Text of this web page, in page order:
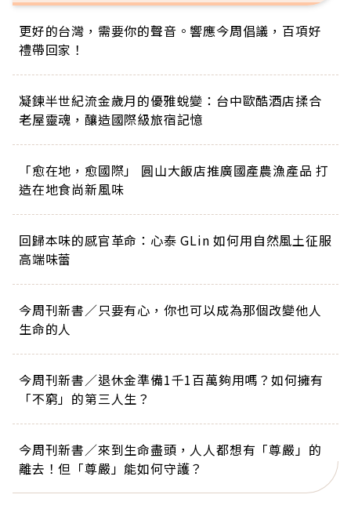
更好的台灣，需要你的聲音。響應今周倡議，百項好
禮帶回家！
凝鍊半世紀流金歲月的優雅蛻變：台中歐酷酒店揉合
老屋靈魂，釀造國際級旅宿記憶
「愈在地，愈國際」 圓山大飯店推廣國產農漁產品 打
造在地食尚新風味
回歸本味的感官革命：心泰 GLin 如何用自然風土征服
高端味蕾
今周刊新書／只要有心，你也可以成為那個改變他人
生命的人
今周刊新書／退休金準備1千1百萬夠用嗎？如何擁有
「不窮」的第三人生？
今周刊新書／來到生命盡頭，人人都想有「尊嚴」的
離去！但「尊嚴」能如何守護？